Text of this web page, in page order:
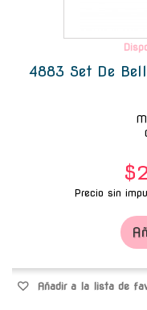
4883 Set De
Precio sin
Añadir a la lista de